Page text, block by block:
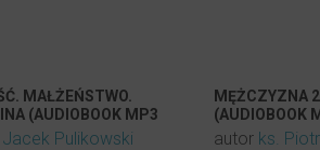
MAŁŻEŃSTWO.
(AUDIOBOOK MP3
Jacek Pulikowski
MĘŻCZYZNA
(AUDIOBOOK
DO POBRANIA)
autor ks. Piotr